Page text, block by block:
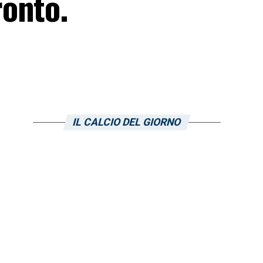
IL CALCIO DEL GIORNO